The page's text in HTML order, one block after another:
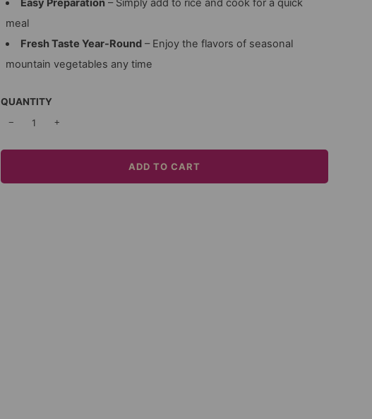
Easy Preparation– Simply add to rice and cook for a quick
meal
Fresh Taste Year-Round– Enjoy the flavors of seasonal
mountain vegetables any time
QUANTITY
− +
ADD TO CART